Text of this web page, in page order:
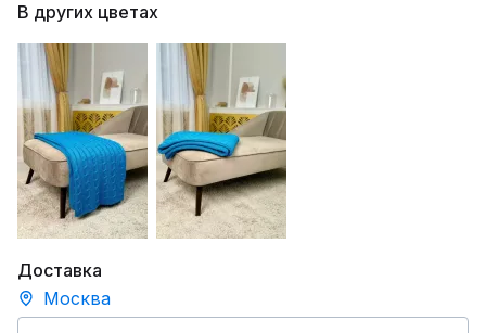
В других цветах
Доставка
Москва